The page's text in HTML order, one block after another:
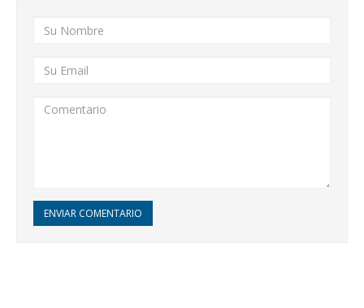
ENVIAR COMENTARIO